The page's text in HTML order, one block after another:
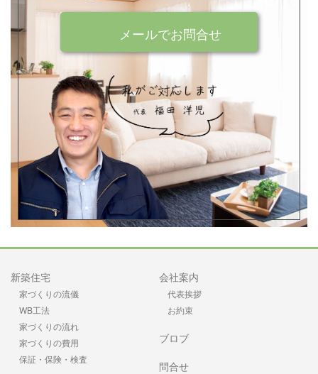
メールでお問合せ
新築住宅
家づくりの流儀
WB工法
家づくりの流れ
家づくりの費用
保証・保険・検査
会社案内
代表挨拶
お約束
ブロブ
問合せ